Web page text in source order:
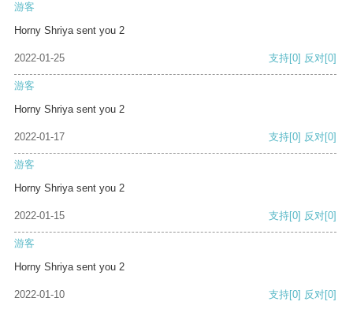
游客
Horny Shriya sent you 2
2022-01-25 支持[0] 反对[0]
游客
Horny Shriya sent you 2
2022-01-17 支持[0] 反对[0]
游客
Horny Shriya sent you 2
2022-01-15 支持[0] 反对[0]
游客
Horny Shriya sent you 2
2022-01-10 支持[0] 反对[0]